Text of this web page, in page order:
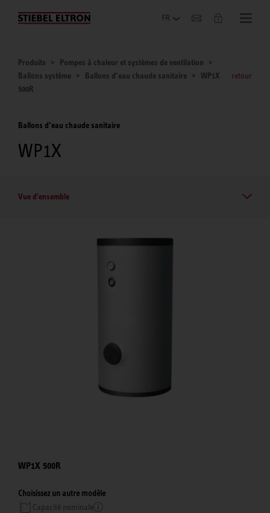
Entreprise
Produits
Pompes à chaleur et systèmes de ventilation
Ballons système
Ballons d’eau chaude sanitaire
WP1X
500R
retour
Ballons d’eau chaude sanitaire
WP1X
Vue d'ensemble
WP1X 500R
Choisissez un autre modèle
Capacité nominale